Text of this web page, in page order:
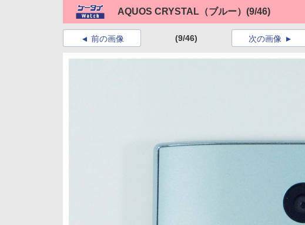
AQUOS CRYSTAL（ブルー） (9/46)
前の画像 (9/46) 次の画像